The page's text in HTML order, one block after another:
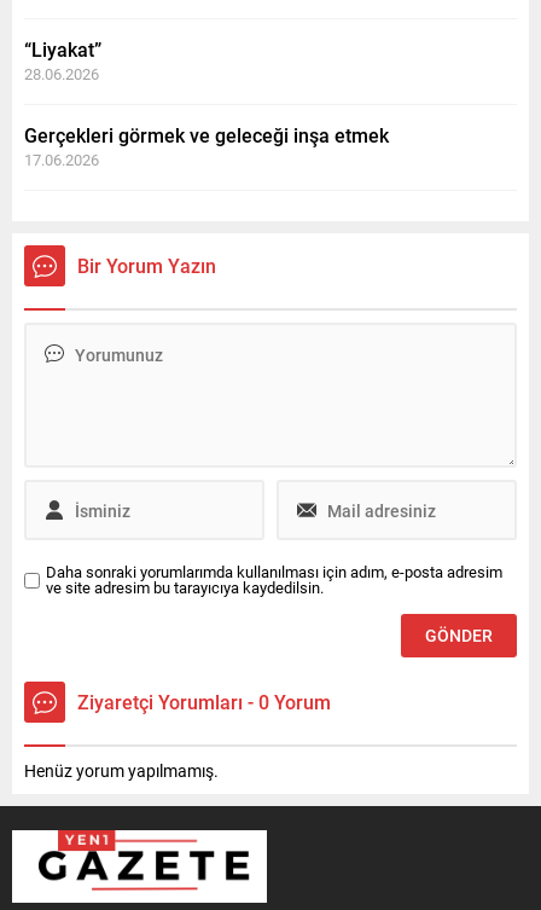
“Liyakat”
28.06.2026
Gerçekleri görmek ve geleceği inşa etmek
17.06.2026
Bir Yorum Yazın
Daha sonraki yorumlarımda kullanılması için adım, e-posta adresim
ve site adresim bu tarayıcıya kaydedilsin.
Ziyaretçi Yorumları - 0 Yorum
Henüz yorum yapılmamış.